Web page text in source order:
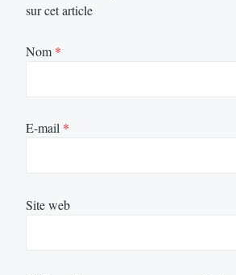
sur cet article
Nom *
E-mail *
Site web